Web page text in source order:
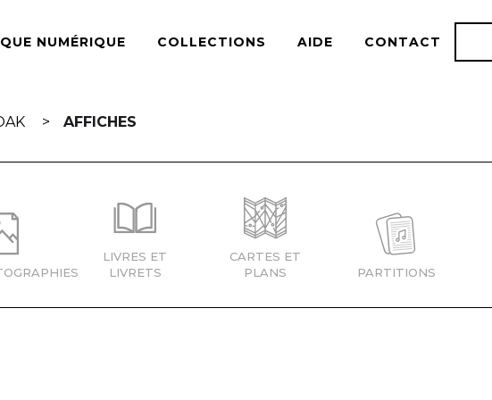
NUMÉRIQUE COLLECTIONS AIDE CONTACT
AFFICHES
LIVRES ET
LIVRETS
CARTES ET
PLANS
PARTITIONS